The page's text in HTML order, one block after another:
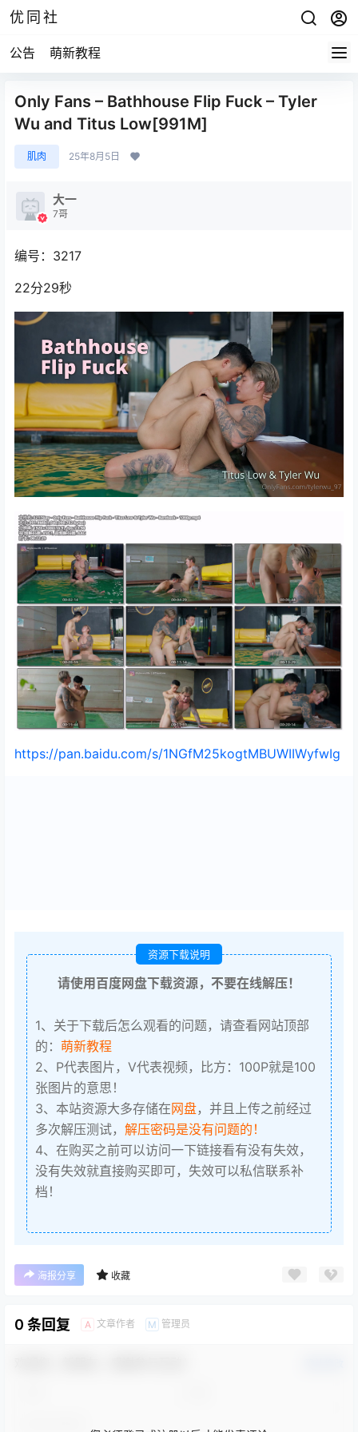
优同社
公告 萌新教程
Only Fans – Bathhouse Flip Fuck – Tyler
Wu and Titus Low[991M]
肌肉 25年8月5日
大一
7哥
编号：3217
22分29秒
https://pan.baidu.com/s/1NGfM25kogtMBUWIIWyfwIg
资源下载说明
请使用百度网盘下载资源，不要在线解压！
1、关于下载后怎么观看的问题，请查看网站顶部
的： 萌新教程
2、P代表图片，V代表视频，比方：100P就是100
张图片的意思！
3、本站资源大多存储在网盘，并且上传之前经过
多次解压测试， 解压密码是没有问题的！
4、在购买之前可以访问一下链接看有没有失效，
没有失效就直接购买即可，失效可以私信联系补
档！
海报分享 收藏
0 条回复 A 文章作者 M 管理员